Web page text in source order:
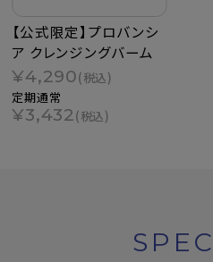
【公式限定】プロバンシ
ア クレンジングバーム
¥4,290(税込)
定期通常
¥3,432(税込)